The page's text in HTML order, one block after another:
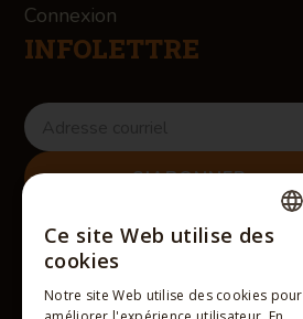
Connexion
INFOLETTRE
RÉSEAUX SOCIAUX
Ce site Web utilise des
cookies
Notre site Web utilise des cookies pour